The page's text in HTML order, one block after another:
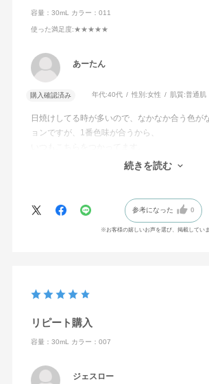
容量：30mL カラー：011
使った満足度:★★★★★
あーたん
購入確認済み 年代:40代 性別:女性 肌質:普通肌
日焼けしてる時が多いので、なかなか合う色が
ョンですが、1番色味が合うから、
潤いも艶感もとても自然でナチュラルにヘルシ
続きを読む
参考になった 0
※お客様の嬉しいお声を選び、掲載してい
リピート購入
容量：30mL カラー：007
ジェスロー